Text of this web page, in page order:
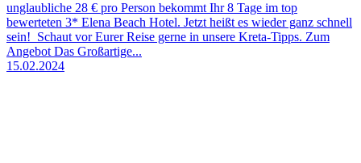
unglaubliche 28 € pro Person bekommt Ihr 8 Tage im top
bewerteten 3* Elena Beach Hotel. Jetzt heißt es wieder ganz schnell
sein! Schaut vor Eurer Reise gerne in unsere Kreta-Tipps. Zum
Angebot Das Großartige...
15.02.2024